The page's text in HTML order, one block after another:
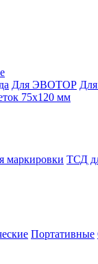
Для ЭВОТОР
75х120 мм
маркировки ТСД
Портативные